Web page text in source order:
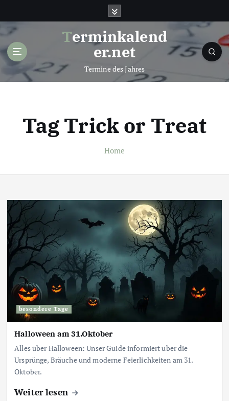
t
Terminkalend
er.net
Termine des Jahres
Tag Trick or Treat
Home
besondere Tage
Halloween am 31.Oktober
Alles über Halloween: Unser Guide informiert über die
Ursprünge, Bräuche und moderne Feierlichkeiten am 31.
Oktober.
Weiter lesen